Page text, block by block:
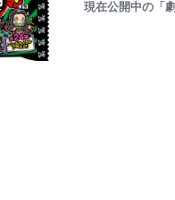
現在公開中の「